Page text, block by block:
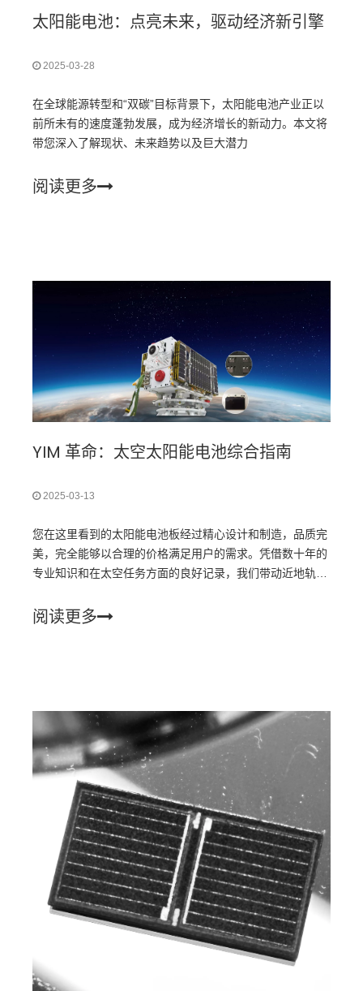
太阳能电池：点亮未来，驱动经济新引擎
2025-03-28
在全球能源转型和“双碳”目标背景下，太阳能电池产业正以
前所未有的速度蓬勃发展，成为经济增长的新动力。本文将
带您深入了解现状、未来趋势以及巨大潜力
阅读更多
YIM 革命：太空太阳能电池综合指南
2025-03-13
您在这里看到的太阳能电池板经过精心设计和制造，品质完
美，完全能够以合理的价格满足用户的需求。凭借数十年的
专业知识和在太空任务方面的良好记录，我们带动近地轨道
阅读更多